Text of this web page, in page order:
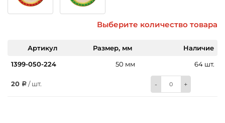
Выберите количество товара
Артикул Размер, мм
Наличие
1399-050-224
50 мм 64 шт.
20 / шт. - +